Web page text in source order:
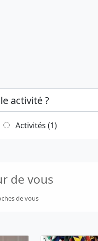
Activités (1)
de vous
de vous